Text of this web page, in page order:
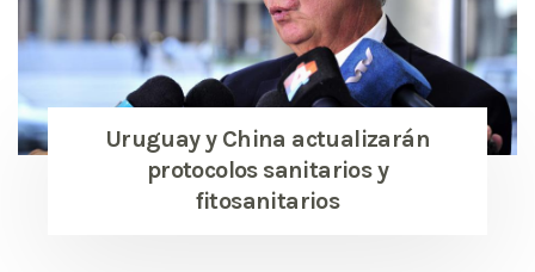
Uruguay y China actualizarán
protocolos sanitarios y
fitosanitarios